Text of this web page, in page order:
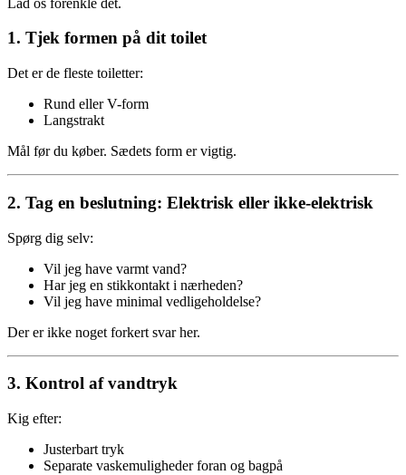
1. Tjek formen på dit toilet
Det er de fleste toiletter:
Rund eller V-form
Langstrakt
Mål før du køber. Sædets form er vigtig.
2. Tag en beslutning: Elektrisk eller ikke-elektrisk
Spørg dig selv:
Vil jeg have varmt vand?
Har jeg en stikkontakt i nærheden?
Vil jeg have minimal vedligeholdelse?
Der er ikke noget forkert svar her.
3. Kontrol af vandtryk
Kig efter:
Justerbart tryk
Separate vaskemuligheder foran og bagpå